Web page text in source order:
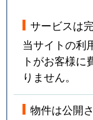
サービスは
当サイトの利
トがお客様に
りません。
物件は公開